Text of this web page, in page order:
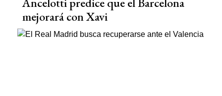
mejorará con Xavi